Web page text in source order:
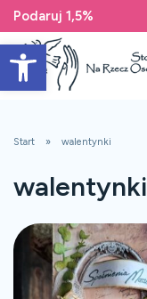
Open toolbar
Podaruj 1,5%
Start walentynki
walentynki